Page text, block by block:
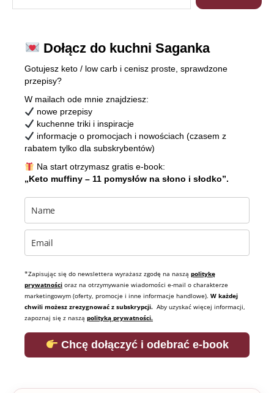
Dołącz do kuchni Saganka
Gotujesz keto / low carb i cenisz proste, sprawdzone
przepisy?
W mailach ode mnie znajdziesz:
nowe przepisy
kuchenne triki i inspiracje
informacje o promocjach i nowościach (czasem z
rabatem tylko dla subskrybentów)
Na start otrzymasz gratis e-book:
„Keto muffiny – 11 pomysłów na słono i słodko”.
*Zapisując się do newslettera wyrażasz zgodę na naszą politykę
prywatności oraz na otrzymywanie wiadomości e-mail o charakterze
marketingowym (oferty, promocje i inne informacje handlowe). W każdej
chwili możesz zrezygnować z subskrypcji. Aby uzyskać więcej informacji,
zapoznaj się z naszą polityką prywatności.
Chcę dołączyć i odebrać e-book